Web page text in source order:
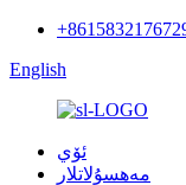
English
ئۆي
مەھسۇلاتلار